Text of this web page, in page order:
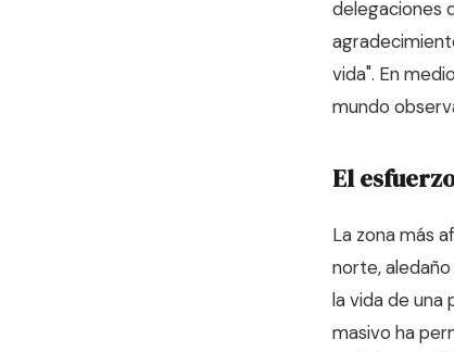
delegaciones
vida". En
mundo
El
La zona más
norte,
la vida de una
masivo ha